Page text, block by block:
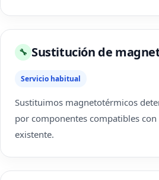
🔧 Sustitución de
Servicio habitual
Sustituimos magnetotérmicos
por componentes compatibles
existente.